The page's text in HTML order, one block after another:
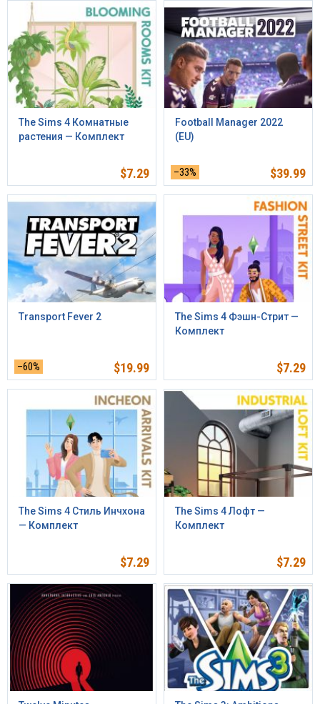
The Sims 4 Комнатные
растения — Комплект
$7.29
Football Manager 2022
(EU)
–33% $39.99
Transport Fever 2
–60% $19.99
The Sims 4 Фэшн-Стрит —
Комплект
$7.29
The Sims 4 Стиль Инчхона
— Комплект
$7.29
The Sims 4 Лофт —
Комплект
$7.29